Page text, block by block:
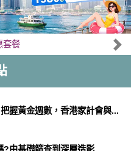
套餐
握黃金週數，香港家計會與...